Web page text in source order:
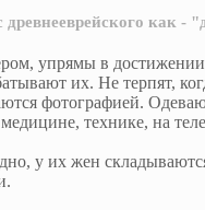
древнееврейского как
упрямы в достижении
их. Не терпят,
фотографией.
технике, на
у их жен